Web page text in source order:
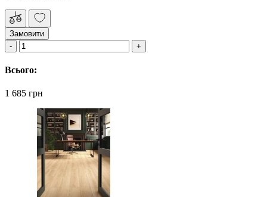
Замовити
Всього:
1 685 грн